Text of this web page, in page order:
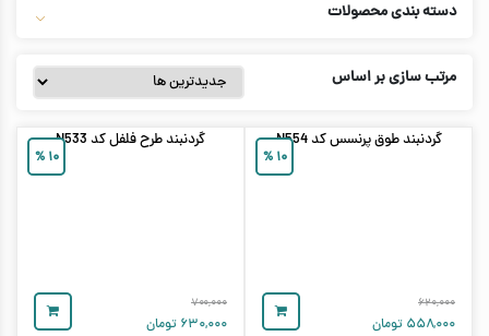
دسته بندی محصولات
مرتب سازی بر اساس
۱۰ %
گردنبند طوق پرنسس کد N554
۶۲۰,۰۰۰
۵۵۸,۰۰۰ تومان
۱۰ %
گردنبند طرح فلفل کد N533
۷۰۰,۰۰۰
۶۳۰,۰۰۰ تومان